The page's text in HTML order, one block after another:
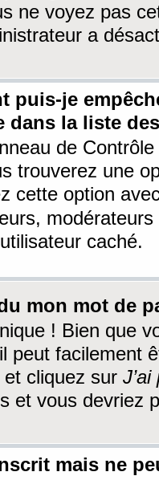
ne voyez pas
a
puis-je
dans la liste
de
trouverez une
cette option
caché.
mon mot de
! Bien que
peut facilement
et cliquez sur
et vous devriez
mais ne